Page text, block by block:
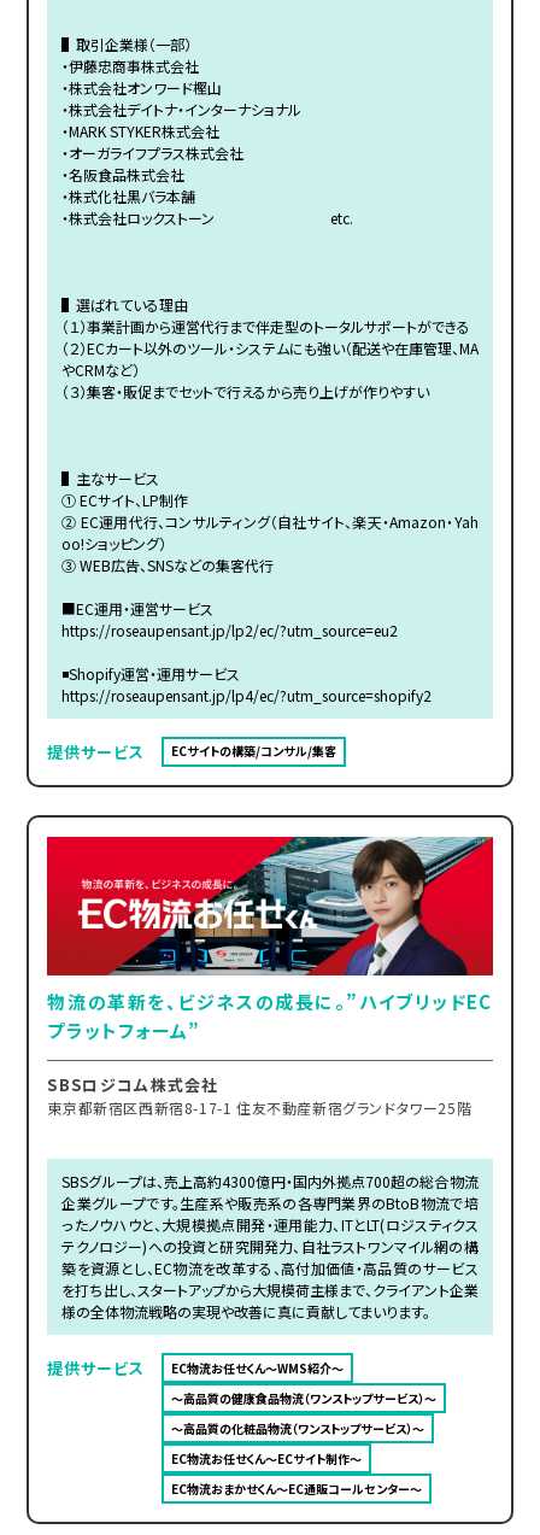
▌取引企業様（一部）
・伊藤忠商事株式会社
・株式会社オンワード樫山
・株式会社デイトナ・インターナショナル
・MARK STYKER株式会社
・オーガライフプラス株式会社
・名阪食品株式会社
・株式化社黒バラ本舗
・株式会社ロックストーン etc.
▌選ばれている理由
（１）事業計画から運営代行まで伴走型のトータルサポートができる
（２）ECカート以外のツール・システムにも強い（配送や在庫管理、MA
やCRMなど）
（３）集客・販促までセットで行えるから売り上げが作りやすい
▌主なサービス
① ECサイト、LP制作
② EC運用代行、コンサルティング（自社サイト、楽天・Amazon・Yah
oo!ショッピング）
③ WEB広告、SNSなどの集客代行
■EC運用・運営サービス
https://roseaupensant.jp/lp2/ec/?utm_source=eu2
◾️Shopify運営・運用サービス
https://roseaupensant.jp/lp4/ec/?utm_source=shopify2
提供サービス ECサイトの構築/コンサル/集客
物流の革新を、ビジネスの成長に。”ハイブリッドEC
プラットフォーム”
SBSロジコム株式会社
東京都新宿区西新宿8-17-1 住友不動産新宿グランドタワー25階
SBSグループは、売上高約4300億円・国内外拠点700超の総合物流
企業グループです。生産系や販売系の各専門業界のBtoB物流で培
ったノウハウと、大規模拠点開発・運用能力、ITとLT(ロジスティクス
テクノロジー)への投資と研究開発力、自社ラストワンマイル網の構
築を資源とし、EC物流を改革する、高付加価値・高品質のサービス
を打ち出し、スタートアップから大規模荷主様まで、クライアント企業
様の全体物流戦略の実現や改善に真に貢献してまいります。
提供サービス
EC物流お任せくん～WMS紹介～
～高品質の健康食品物流（ワンストップサービス）～
～高品質の化粧品物流（ワンストップサービス）～
EC物流お任せくん～ECサイト制作～
EC物流おまかせくん～EC通販コールセンター～